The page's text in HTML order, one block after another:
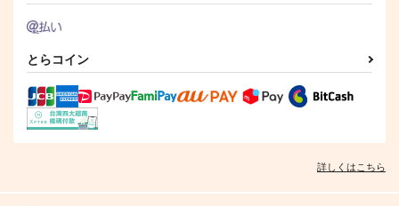
とらコイン
詳しくはこちら